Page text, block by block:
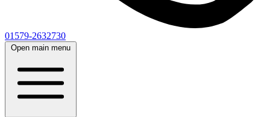
01579-2632730
Open main menu